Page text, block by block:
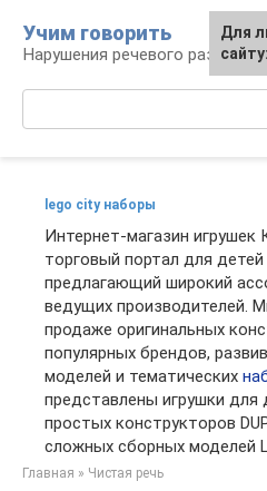
контенту
Учим говорить
Нарушения речевого развития
lego city наборы
Интернет-магазин
торговый портал для
предлагающий широкий
ведущих производителей.
продаже оригинальных
популярных брендов,
моделей и тематических
представлены игрушки для
простых конструкторов
сложных сборных моделей
Главная » Чистая речь
Для